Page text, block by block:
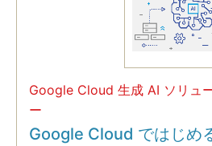
Google Cloud 生成 AI ソリュ
ー
Google Cloud ではじめ